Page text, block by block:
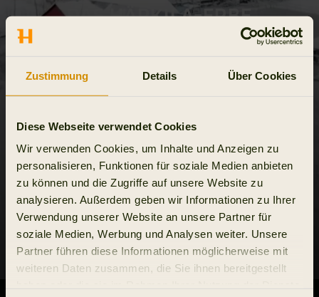
Zustimmung Details Über Cookies
Diese Webseite verwendet Cookies
Wir verwenden Cookies, um Inhalte und Anzeigen zu
personalisieren, Funktionen für soziale Medien anbieten
zu können und die Zugriffe auf unsere Website zu
analysieren. Außerdem geben wir Informationen zu Ihrer
Verwendung unserer Website an unsere Partner für
soziale Medien, Werbung und Analysen weiter. Unsere
Partner führen diese Informationen möglicherweise mit
weiteren Daten zusammen, die Sie ihnen bereitgestellt
DAS HÄRKILA-ERBE